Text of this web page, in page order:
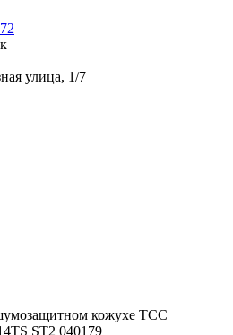
улица, 1/7
кожухе ТСС
ST2 040179